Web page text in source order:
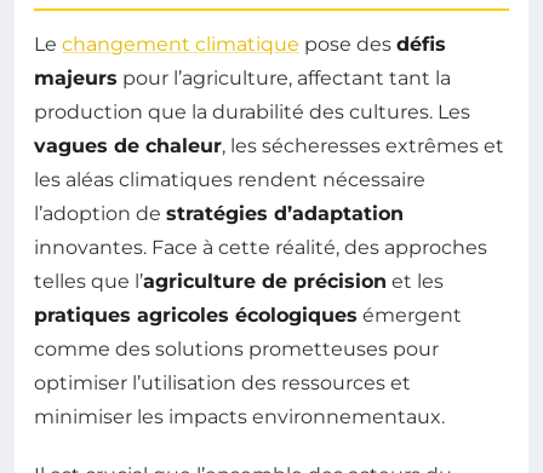
Le changement climatique pose des défis
majeurs pour l’agriculture, affectant tant la
production que la durabilité des cultures. Les
vagues de chaleur, les sécheresses extrêmes et
les aléas climatiques rendent nécessaire
l’adoption de stratégies d’adaptation
innovantes. Face à cette réalité, des approches
telles que l’agriculture de précision et les
pratiques agricoles écologiques émergent
comme des solutions prometteuses pour
optimiser l’utilisation des ressources et
minimiser les impacts environnementaux.